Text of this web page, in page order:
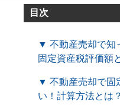
目次
▼ 不動産売却で知
固定資産税評価額
▼ 不動産売却で固
い！計算方法とは？